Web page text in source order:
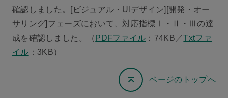
確認しました。[ビジュアル・UIデザイン][開発・オー
サリング]フェーズにおいて、対応指標Ⅰ・Ⅱ・Ⅲの達
成を確認しました。（ PDFファイル ：74KB／Txtファ
イル ：3KB）
ページのトップへ